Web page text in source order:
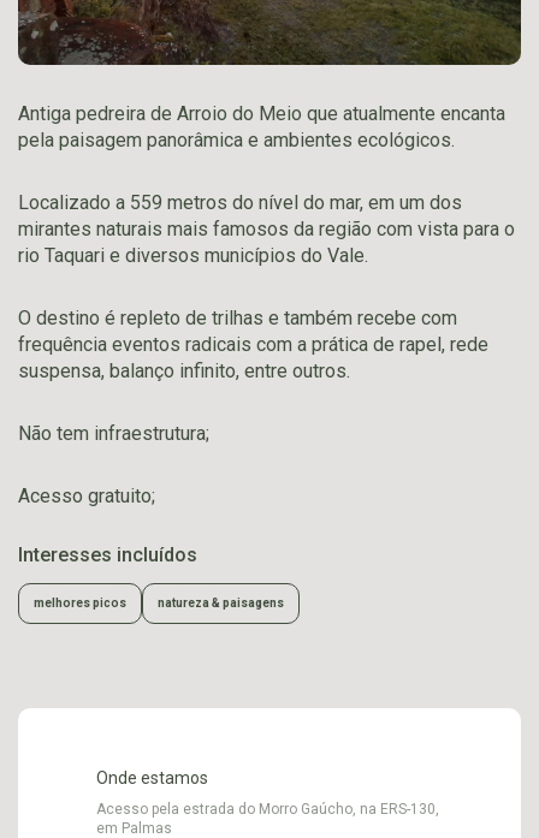
Antiga pedreira de Arroio do Meio que atualmente encanta
pela paisagem panorâmica e ambientes ecológicos.
Localizado a 559 metros do nível do mar, em um dos
mirantes naturais mais famosos da região com vista para o
rio Taquari e diversos municípios do Vale.
O destino é repleto de trilhas e também recebe com
frequência eventos radicais com a prática de rapel, rede
suspensa, balanço infinito, entre outros.
Não tem infraestrutura;
Acesso gratuito;
Interesses incluídos
melhores picos natureza & paisagens
Onde estamos
Acesso pela estrada do Morro Gaúcho, na ERS-130,
em Palmas